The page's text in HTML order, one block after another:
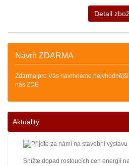
Detail
Návrh ZDARMA
Zdarma pro Vás navrhneme
nás ZDE
Aktuality
Snižte dopad rostoucích cen energií